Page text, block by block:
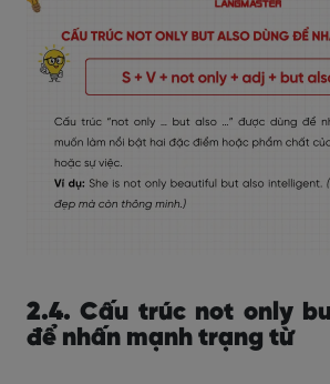
2.4. Cấu trúc not only
để nhấn mạnh trạng từ